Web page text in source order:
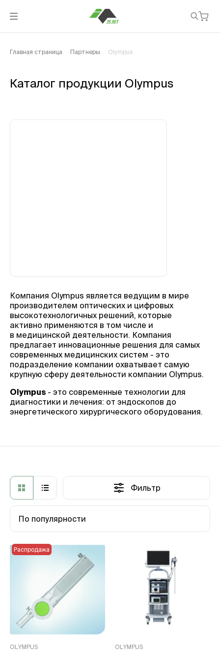
Главная страница Партнеры Olympus
Каталог продукции Olympus
Компания Olympus является ведущим в мире
производителем оптических и цифровых
высокотехнологичных решений, которые
активно применяются в том числе и
в медицинской деятельности. Компания
предлагает инновационные решения для самых
современных медицинских систем - это
подразделение компании охватывает самую
крупную сферу деятельности компании Olympus.
Olympus - это современные технологии для
диагностики и лечения: от эндоскопов до
энергетического хирургического оборудования.
Фильтр
По популярности
OLYMPUS
Распродажа
OLYMPUS